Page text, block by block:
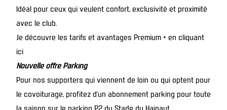
Idéal pour ceux qui veulent confort, exclusivité et proximité
avec le club.
Je découvre les tarifs et avantages Premium + en cliquant
ici
Nouvelle offre Parking
Pour nos supporters qui viennent de loin ou qui optent pour
le covoiturage, profitez d’un abonnement parking pour toute
la saison sur le parking P2 du Stade du Hainaut.